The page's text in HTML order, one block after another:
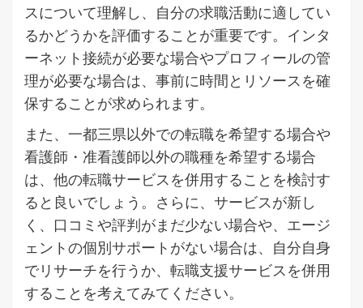
スについて理解し、自分の求職活動に適してい
るかどうかを評価することが重要です。インタ
ーネット接続が必要な場合やプロフィールの管
理が必要な場合は、事前に時間とリソースを確
保することが求められます。
また、一都三県以外での転職を希望する場合や
看護師・准看護師以外の職種を希望する場合
は、他の転職サービスを併用することを検討す
ると良いでしょう。さらに、サービスが新し
く、口コミや評判がまだ少ない場合や、エージ
ェントの個別サポートがない場合は、自分自身
でリサーチを行うか、転職支援サービスを併用
することを考えてみてください。